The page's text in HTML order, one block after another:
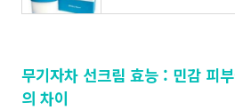
무기자차 선크림 효능 : 민감 피
의 차이